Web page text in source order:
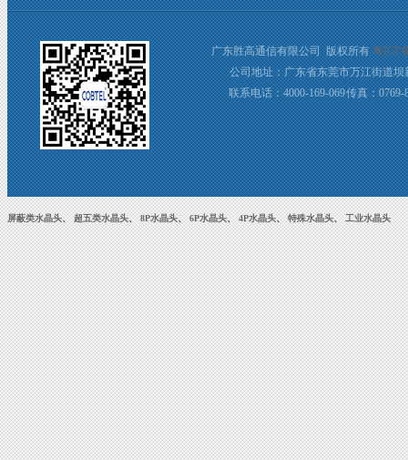
广东胜高通信有限公司 版权所有粤ICP
公司地址：广东省东莞市万江街道坝
联系电话：4000-169-069 传真：0769-
屏蔽类水晶头、超五类水晶头、8P水晶头、6P水晶头、4P水晶头、特殊水晶头、工业水晶头